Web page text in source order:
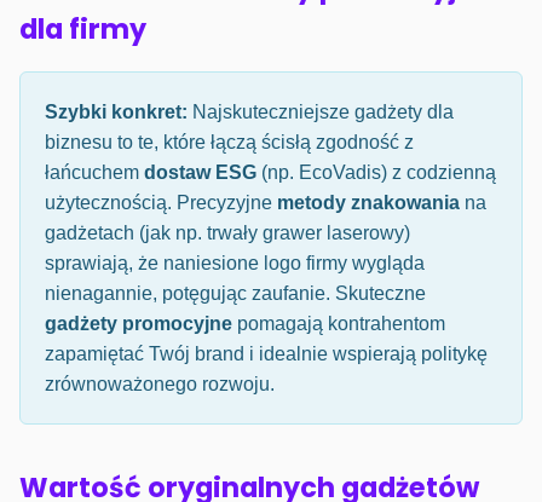
dla firmy
Szybki konkret: Najskuteczniejsze gadżety dla
biznesu to te, które łączą ścisłą zgodność z
łańcuchem dostaw ESG (np. EcoVadis) z codzienną
użytecznością. Precyzyjne metody znakowania na
gadżetach (jak np. trwały grawer laserowy)
sprawiają, że naniesione logo firmy wygląda
nienagannie, potęgując zaufanie. Skuteczne
gadżety promocyjne pomagają kontrahentom
zapamiętać Twój brand i idealnie wspierają politykę
zrównoważonego rozwoju.
Wartość oryginalnych gadżetów